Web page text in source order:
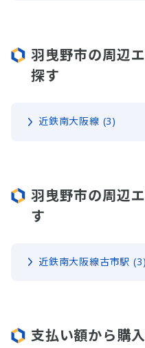
羽曳野市の周辺
探す
近鉄南大阪線 (3)
羽曳野市の周辺
す
近鉄南大阪線古市駅 (3)
支払い額から購